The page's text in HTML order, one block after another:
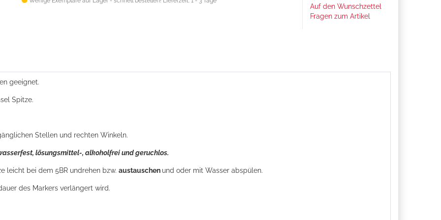
Auf den Wunschzettel
Fragen zum Artikel
geeignet.
Spitze.
Stellen und rechten Winkeln.
lösungsmittel-, alkoholfrei und geruchlos.
leicht bei dem 5BR undrehen bzw. austauschen und oder mit Wasser abspülen.
des Markers verlängert wird.